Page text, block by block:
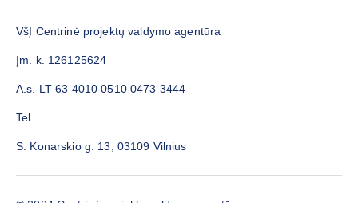
VšĮ Centrinė projektų valdymo agentūra
Įm. k. 126125624
A.s. LT 63 4010 0510 0473 3444
Tel.
S. Konarskio g. 13, 03109 Vilnius